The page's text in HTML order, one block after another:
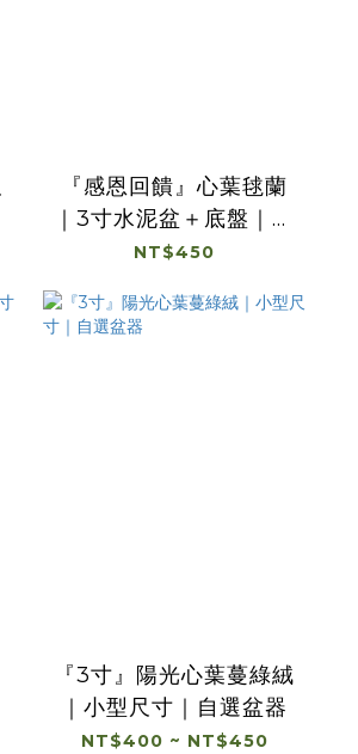
『感恩回饋』心葉毬蘭
｜3寸水泥盆＋底盤｜不
挑款
NT$450
『3寸』陽光心葉蔓綠絨
｜小型尺寸｜自選盆器
NT$400 ~ NT$450